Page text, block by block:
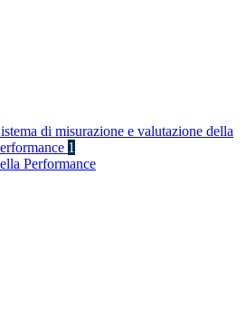
di misurazione e valutazione della
1
Performance